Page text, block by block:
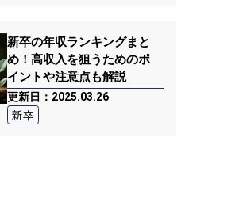
新卒の年収ランキングまと
め！高収入を狙うためのポ
イントや注意点も解説
更新日：2025.03.26
新卒